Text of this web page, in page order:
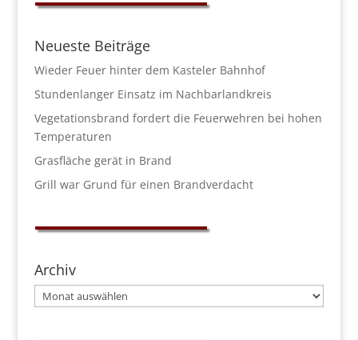
Neueste Beiträge
Wieder Feuer hinter dem Kasteler Bahnhof
Stundenlanger Einsatz im Nachbarlandkreis
Vegetationsbrand fordert die Feuerwehren bei hohen
Temperaturen
Grasfläche gerät in Brand
Grill war Grund für einen Brandverdacht
Archiv
Archiv